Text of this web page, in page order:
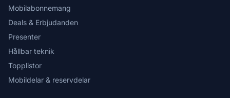
Mobilabonnemang
Deals & Erbjudanden
Presenter
Hållbar teknik
Topplistor
Mobildelar & reservdelar